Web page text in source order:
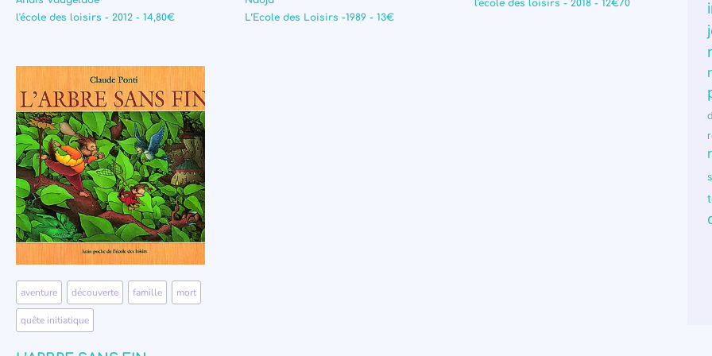
l'école des loisirs - 2012 - 14,80€
L’Ecole des Loisirs -1989 - 13€
l'école des loisirs - 2018 - 12€70
aventure découverte famille mort
quête initiatique